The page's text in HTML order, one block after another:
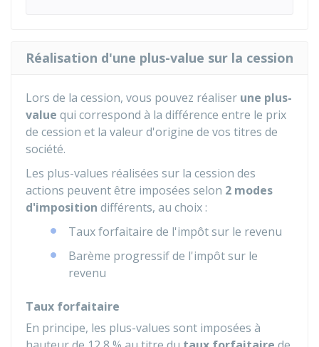
Réalisation d'une plus-value sur la cession
Lors de la cession, vous pouvez réaliser une plus-
value qui correspond à la différence entre le prix
de cession et la valeur d'origine de vos titres de
société.
Les plus-values réalisées sur la cession des
actions peuvent être imposées selon 2 modes
d'imposition différents, au choix :
Taux forfaitaire de l'impôt sur le revenu
Barème progressif de l'impôt sur le
revenu
Taux forfaitaire
En principe, les plus-values sont imposées à